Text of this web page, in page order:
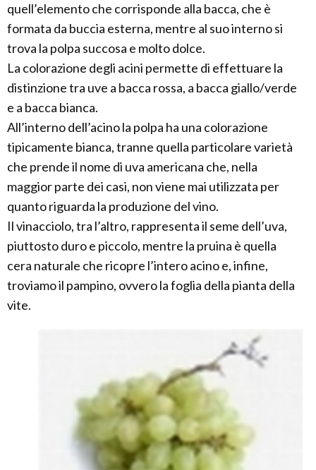
quell’elemento che corrisponde alla bacca, che è
formata da buccia esterna, mentre al suo interno si
trova la polpa succosa e molto dolce.
La colorazione degli acini permette di effettuare la
distinzione tra uve a bacca rossa, a bacca giallo/verde
e a bacca bianca.
All’interno dell’acino la polpa ha una colorazione
tipicamente bianca, tranne quella particolare varietà
che prende il nome di uva americana che, nella
maggior parte dei casi, non viene mai utilizzata per
quanto riguarda la produzione del vino.
Il vinacciolo, tra l’altro, rappresenta il seme dell’uva,
piuttosto duro e piccolo, mentre la pruina è quella
cera naturale che ricopre l’intero acino e, infine,
troviamo il pampino, ovvero la foglia della pianta della
vite.